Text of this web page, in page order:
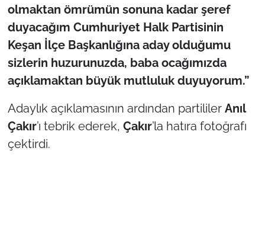
olmaktan ömrümün sonuna kadar şeref
duyacağım Cumhuriyet Halk Partisinin
Keşan İlçe Başkanlığına aday olduğumu
sizlerin huzurunuzda, baba ocağımızda
açıklamaktan büyük mutluluk duyuyorum.”
Adaylık açıklamasının ardından partililer Anıl
Çakır’ı tebrik ederek, Çakır’la hatıra fotoğrafı
çektirdi.